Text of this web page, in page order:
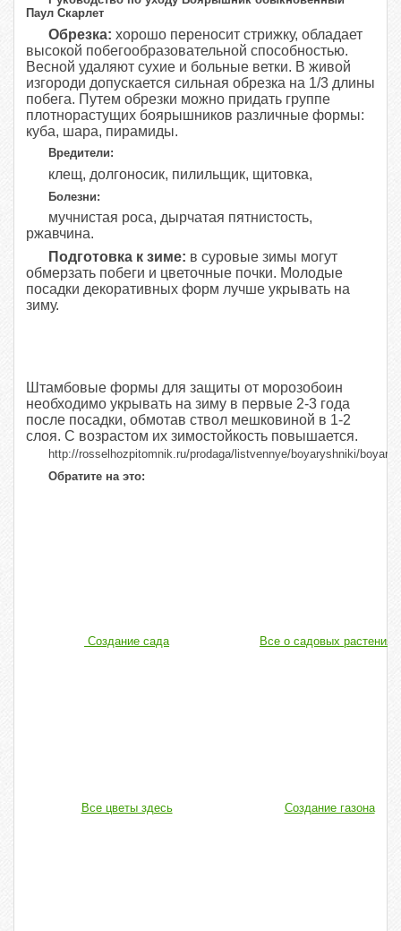
Паул Скарлет
Обрезка: хорошо переносит стрижку, обладает
высокой побегообразовательной способностью.
Весной удаляют сухие и больные ветки. В живой
изгороди допускается сильная обрезка на 1/3 длины
побега. Путем обрезки можно придать группе
плотнорастущих боярышников различные формы:
куба, шара, пирамиды.
Вредители:
клещ, долгоносик, пилильщик, щитовка,
Болезни:
мучнистая роса, дырчатая пятнистость,
ржавчина.
Подготовка к зиме: в суровые зимы могут
обмерзать побеги и цветочные почки. Молодые
посадки декоративных форм лучше укрывать на
зиму.
Штамбовые формы для защиты от морозобоин
необходимо укрывать на зиму в первые 2-3 года
после посадки, обмотав ствол мешковиной в 1-2
слоя. С возрастом их зимостойкость повышается.
http://rosselhozpitomnik.ru/prodaga/listvennye/boyaryshniki/
Обратите на это:
Создание сада Все о садовых растениях
Все цветы здесь Создание газона